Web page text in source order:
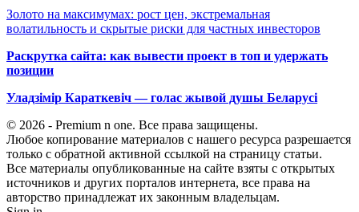
Золото на максимумах: рост цен, экстремальная
волатильность и скрытые риски для частных инвесторов
Раскрутка сайта: как вывести проект в топ и удержать
позиции
Уладзімір Караткевіч — голас жывой душы Беларусі
© 2026 - Premium n one. Все права защищены.
Любое копирование материалов с нашего ресурса разрешается
только с обратной активной ссылкой на страницу статьи.
Все материалы опубликованные на сайте взяты с открытых
источников и других порталов интернета, все права на
авторство принадлежат их законным владельцам.